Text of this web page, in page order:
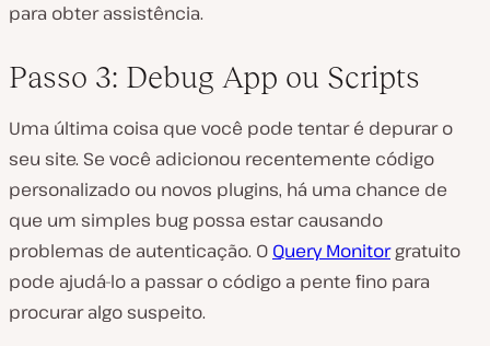
para obter assistência.
Passo 3: Debug App ou Scripts
Uma última coisa que você pode tentar é depurar o
seu site. Se você adicionou recentemente código
personalizado ou novos plugins, há uma chance de
que um simples bug possa estar causando
problemas de autenticação. O Query Monitorgratuito
pode ajudá-lo a passar o código a pente fino para
procurar algo suspeito.